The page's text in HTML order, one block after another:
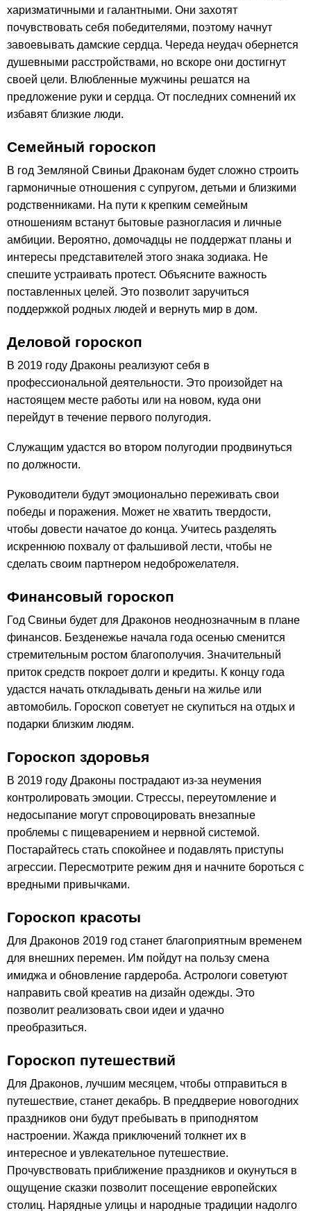
харизматичными и галантными. Они захотят
почувствовать себя победителями, поэтому начнут
завоевывать дамские сердца. Череда неудач обернется
душевными расстройствами, но вскоре они достигнут
своей цели. Влюбленные мужчины решатся на
предложение руки и сердца. От последних сомнений их
избавят близкие люди.
Семейный гороскоп
В год Земляной Свиньи Драконам будет сложно строить
гармоничные отношения с супругом, детьми и близкими
родственниками. На пути к крепким семейным
отношениям встанут бытовые разногласия и личные
амбиции. Вероятно, домочадцы не поддержат планы и
интересы представителей этого знака зодиака. Не
спешите устраивать протест. Объясните важность
поставленных целей. Это позволит заручиться
поддержкой родных людей и вернуть мир в дом.
Деловой гороскоп
В 2019 году Драконы реализуют себя в
профессиональной деятельности. Это произойдет на
настоящем месте работы или на новом, куда они
перейдут в течение первого полугодия.
Служащим удастся во втором полугодии продвинуться
по должности.
Руководители будут эмоционально переживать свои
победы и поражения. Может не хватить твердости,
чтобы довести начатое до конца. Учитесь разделять
искреннюю похвалу от фальшивой лести, чтобы не
сделать своим партнером недоброжелателя.
Финансовый гороскоп
Год Свиньи будет для Драконов неоднозначным в плане
финансов. Безденежье начала года осенью сменится
стремительным ростом благополучия. Значительный
приток средств покроет долги и кредиты. К концу года
удастся начать откладывать деньги на жилье или
автомобиль. Гороскоп советует не скупиться на отдых и
подарки близким людям.
Гороскоп здоровья
В 2019 году Драконы пострадают из-за неумения
контролировать эмоции. Стрессы, переутомление и
недосыпание могут спровоцировать внезапные
проблемы с пищеварением и нервной системой.
Постарайтесь стать спокойнее и подавлять приступы
агрессии. Пересмотрите режим дня и начните бороться с
вредными привычками.
Гороскоп красоты
Для Драконов 2019 год станет благоприятным временем
для внешних перемен. Им пойдут на пользу смена
имиджа и обновление гардероба. Астрологи советуют
направить свой креатив на дизайн одежды. Это
позволит реализовать свои идеи и удачно
преобразиться.
Гороскоп путешествий
Для Драконов, лучшим месяцем, чтобы отправиться в
путешествие, станет декабрь. В преддверие новогодних
праздников они будут пребывать в приподнятом
настроении. Жажда приключений толкнет их в
интересное и увлекательное путешествие.
Прочувствовать приближение праздников и окунуться в
ощущение сказки позволит посещение европейских
столиц. Нарядные улицы и народные традиции надолго